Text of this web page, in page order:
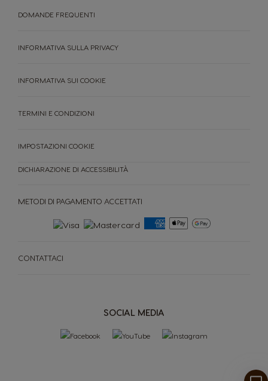
Riordino rapido
Confronta le macchine Assistenza macchine
SOCIAL MEDIA
METODI DI PAGAMENTO ACCETTATI
CONTATTACI
DOMANDE FREQUENTI
INFORMATIVA SULLA PRIVACY
INFORMATIVA SUI COOKIE
TERMINI E CONDIZIONI
IMPOSTAZIONI COOKIE
DICHIARAZIONE DI ACCESSIBILITÀ